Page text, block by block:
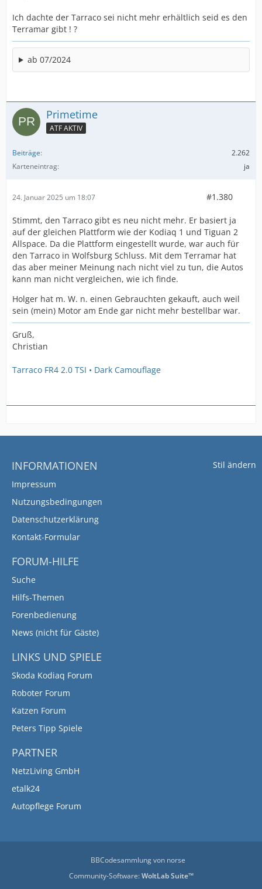
Ich dachte der Tarraco sei nicht mehr erhältlich seid es den
Terramar gibt ! ?
ab 07/2024
Primetime
ATF AKTIV
Beiträge
2.262
Karteneintrag
ja
24. Januar 2025 um 18:07 #1.380
Stimmt, den Tarraco gibt es neu nicht mehr. Er basiert ja
auf der gleichen Plattform wie der Kodiaq 1 und Tiguan 2
Allspace. Da die Plattform eingestellt wurde, war auch für
den Tarraco in Wolfsburg Schluss. Mit dem Terramar hat
das aber meiner Meinung nach nicht viel zu tun, die Autos
kann man nicht vergleichen, wie ich finde.
Holger hat m. W. n. einen Gebrauchten gekauft, auch weil
sein (mein) Motor am Ende gar nicht mehr bestellbar war.
Gruß,
Christian
Tarraco FR4 2.0 TSI • Dark Camouflage
Stil ändern
INFORMATIONEN
Impressum
Nutzungsbedingungen
Datenschutzerklärung
Kontakt-Formular
FORUM-HILFE
Suche
Hilfs-Themen
Forenbedienung
News (nicht für Gäste)
LINKS UND SPIELE
Skoda Kodiaq Forum
Roboter Forum
Katzen Forum
Peters Tipp Spiele
PARTNER
NetzLiving GmbH
etalk24
Autopflege Forum
BBCodesammlungvon norse
Community-Software:WoltLab Suite™